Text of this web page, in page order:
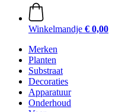
Winkelmandje € 0,00
Merken
Planten
Substraat
Decoraties
Apparatuur
Onderhoud